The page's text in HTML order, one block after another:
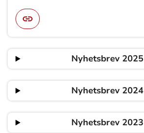
Nyhetsbrev 2025
Nyhetsbrev 2024
Nyhetsbrev 2023